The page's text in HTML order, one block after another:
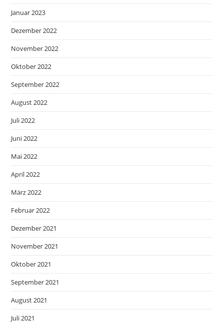
Januar 2023
Dezember 2022
November 2022
Oktober 2022
September 2022
August 2022
Juli 2022
Juni 2022
Mai 2022
April 2022
März 2022
Februar 2022
Dezember 2021
November 2021
Oktober 2021
September 2021
August 2021
Juli 2021